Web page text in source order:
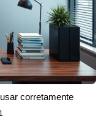
corretamente